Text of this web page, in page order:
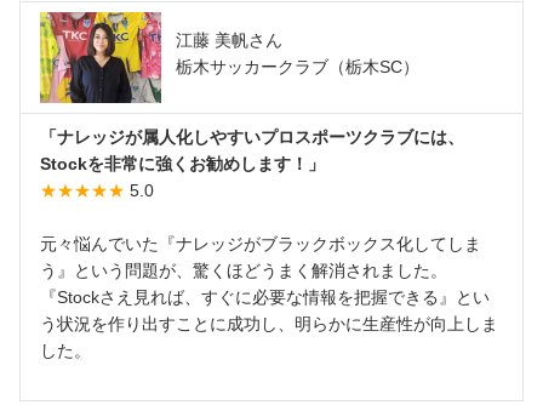
江藤 美帆さん
栃木サッカークラブ（栃木SC）
「ナレッジが属人化しやすいプロスポーツクラブには、
Stockを非常に強くお勧めします！」
★★★★★ 5.0
元々悩んでいた『ナレッジがブラックボックス化してしま
う』という問題が、驚くほどうまく解消されました。
『Stockさえ見れば、すぐに必要な情報を把握できる』とい
う状況を作り出すことに成功し、明らかに生産性が向上しま
した。